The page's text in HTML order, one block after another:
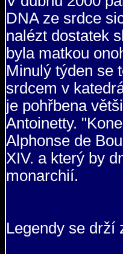
DNA ze srdce
nalézt dostatek
byla matkou
Minulý týden se
srdcem v
je pohřbena
Antoinetty.
Alphonse de
XIV. a který by
monarchií.
Legendy se drží